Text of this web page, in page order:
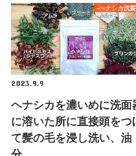
-ヘナシカ洗
2023.9.9
ヘナシカを濃いめに洗面
に溶いた所に直接頭をつ
て髪の毛を浸し洗い、油